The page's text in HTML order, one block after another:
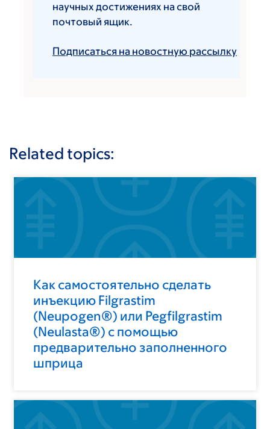
научных достижениях на свой
почтовый ящик.
Подписаться на новостную рассылку
Related topics:
Как самостоятельно сделать
инъекцию Filgrastim
(Neupogen®) или Pegfilgrastim
(Neulasta®) с помощью
предварительно заполненного
шприца